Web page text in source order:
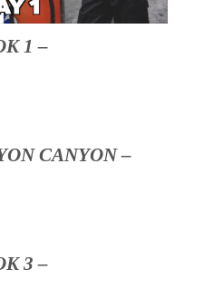
1 –
CANYON –
3 –